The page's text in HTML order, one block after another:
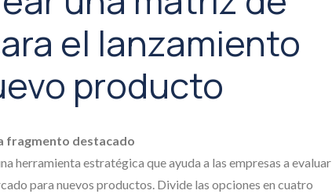
el lanzamiento
producto
fragmento destacado
herramienta estratégica que ayuda a las empresas a evaluar
para nuevos productos. Divide las opciones en cuatro